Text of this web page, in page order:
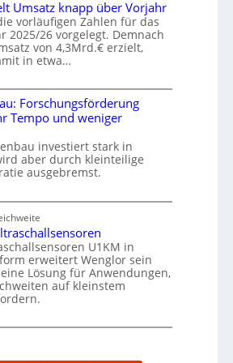
Umsatz knapp über Vorjahr
vorläufigen Zahlen für das
2025/26 vorgelegt. Demnach
von 4,3Mrd.€ erzielt,
in etwa…
Forschungsförderung
Tempo und weniger
investiert stark in
aber durch kleinteilige
ausgebremst.
U1KM in
erweitert Wenglor sein
Lösung für Anwendungen,
auf kleinstem